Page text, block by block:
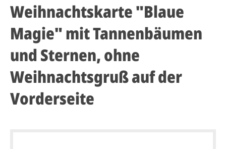
Weihnachtskarte "Blaue
Magie" mit Tannenbäumen
und Sternen, ohne
Weihnachtsgruß auf der
Vorderseite